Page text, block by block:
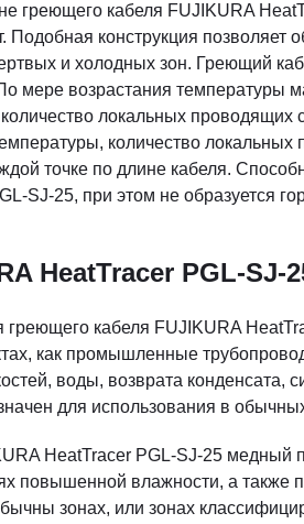
греющего кабеля FUJIKURA
конструкция позволяет
и холодных зон. Греющий
мере возрастания температуры
локальных проводящих
количество локальных
точке по длине кабеля.
SJ-25, при этом не образуется
HeatTracer PGL-SJ-
кабеля FUJIKURA
как промышленные
воды, возврата конденсата,
для использования в
HeatTracer PGL-SJ-25 медный
повышенной влажности, а также
зонах, или зонах